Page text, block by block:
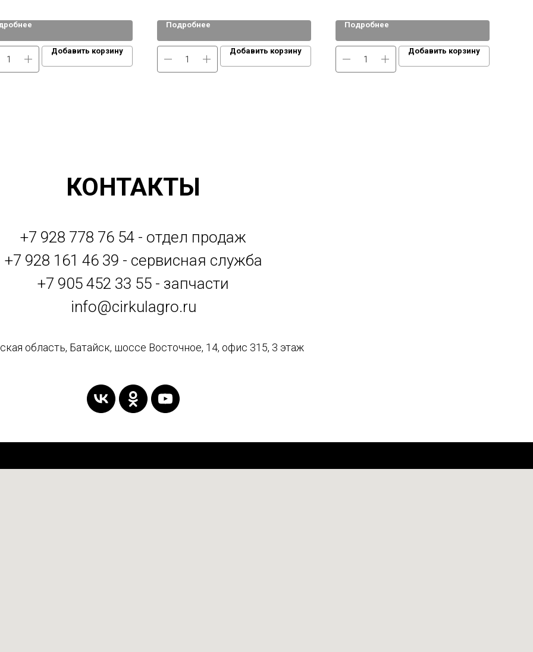
Добавить корзину
Подробнее
Добавить корзину
Подробнее
Добавить корзину
КОНТАКТЫ
+7 928 778 76 54 - отдел продаж
+7 928 161 46 39 - сервисная служба
+7 905 452 33 55 - запчасти
info@cirkulagro.ru
область, Батайск, шоссе Восточное, 14, офис 315, 3 этаж